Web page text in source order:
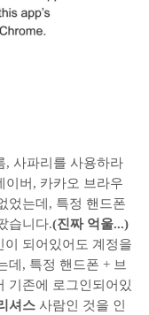
, 사파리를 사용하라
이버, 카카오 브라우
었는데, 특정 핸드폰
습니다.(진짜 억울...)
이 되어있어도 계정을
데, 특정 핸드폰 + 브
기존에 로그인되어있
셔스 사람인 것을 인